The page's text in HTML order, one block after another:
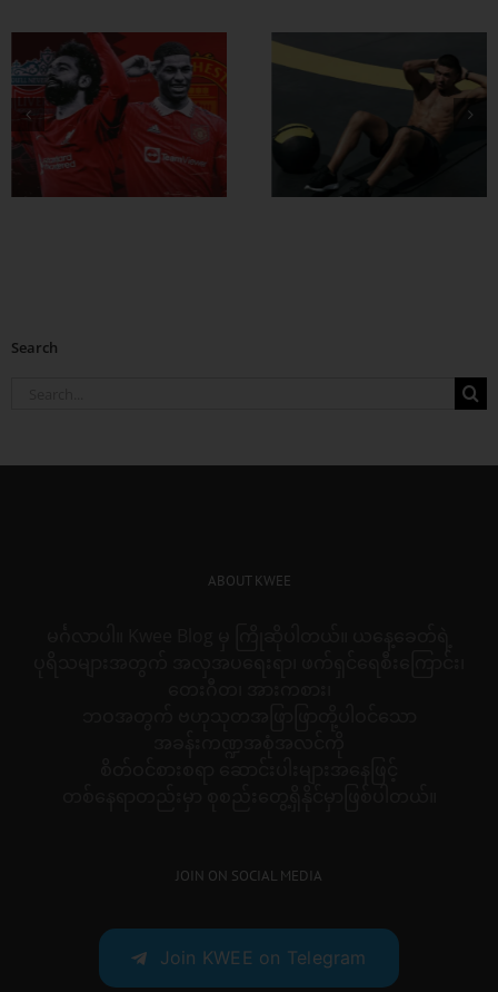
ထိထိရောက်ရောက်
ဗိုက်ခေါက် အဆီ
တွေ ချဖို့
Search
ABOUT KWEE
JOIN ON SOCIAL MEDIA
Join KWEE on Telegram